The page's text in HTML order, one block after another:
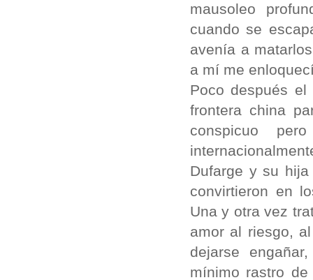
mausoleo
cuando se
avenía a
a mí me
Poco después
frontera china
conspicuo
Dufarge y su
convirtieron en
Una y otra vez
amor al riesgo,
dejarse
mínimo rastro